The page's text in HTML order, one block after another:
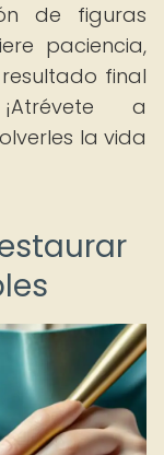
de figuras
paciencia,
final
a
la vida